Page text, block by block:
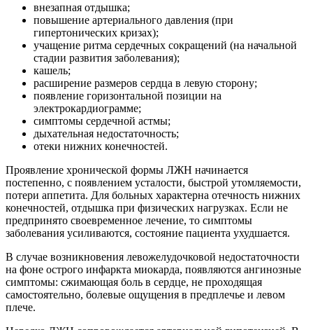
внезапная отдышка;
повышение артериального давления (при
гипертонических кризах);
учащение ритма сердечных сокращений (на начальной
стадии развития заболевания);
кашель;
расширение размеров сердца в левую сторону;
появление горизонтальной позиции на
электрокардиограмме;
симптомы сердечной астмы;
дыхательная недостаточность;
отеки нижних конечностей.
Проявление хронической формы ЛЖН начинается
постепенно, с появлением усталости, быстрой утомляемости,
потери аппетита. Для больных характерна отечность нижних
конечностей, отдышка при физических нагрузках. Если не
предпринято своевременное лечение, то симптомы
заболевания усиливаются, состояние пациента ухудшается.
В случае возникновения левожелудочковой недостаточности
на фоне острого инфаркта миокарда, появляются ангинозные
симптомы: сжимающая боль в сердце, не проходящая
самостоятельно, болевые ощущения в предплечье и левом
плече.